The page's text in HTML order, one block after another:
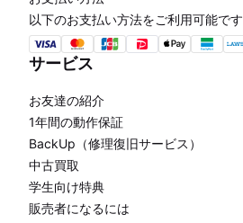
以下のお支払い方法をご利用可能です
サービス
お友達の紹介
1年間の動作保証
BackUp（修理復旧サービス）
中古買取
学生向け特典
販売者になるには